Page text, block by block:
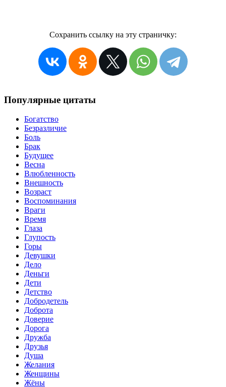
Сохранить ссылку на эту страничку:
Популярные цитаты
Богатство
Безразличие
Боль
Брак
Будущее
Весна
Влюбленность
Внешность
Возраст
Воспоминания
Враги
Время
Глаза
Глупость
Горы
Девушки
Дело
Деньги
Дети
Детство
Добродетель
Доброта
Доверие
Дорога
Дружба
Друзья
Душа
Желания
Женщины
Жёны